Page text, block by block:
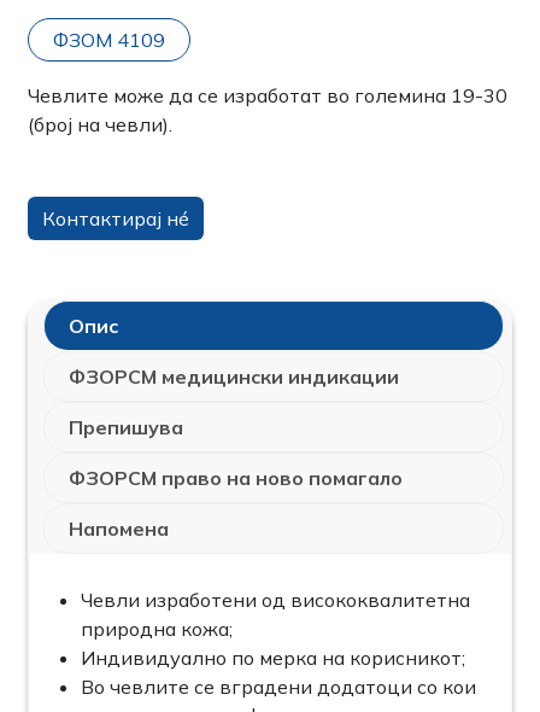
ФЗОМ 4109
Чевлите може да се изработат во големина 19-30
(број на чевли).
Контактирај нé
Опис
ФЗОРСМ медицински индикации
Препишува
ФЗОРСМ право на ново помагало
Напомена
Чевли изработени од висококвалитетна
природна кожа;
Индивидуално по мерка на корисникот;
Во чевлите се вградени додатоци со кои